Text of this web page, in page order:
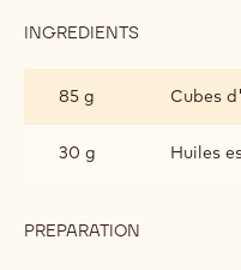
INGREDIENTS
ORANGE
85 g Cubes
30 g Huiles
PREPARATION